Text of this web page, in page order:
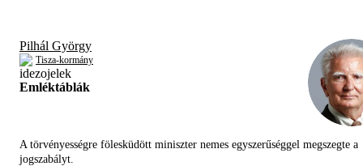
Pilhál György
Tisza-kormány
Emléktáblák
A törvényességre fölesküdött miniszter nemes egyszerűséggel megszegte a
jogszabályt.